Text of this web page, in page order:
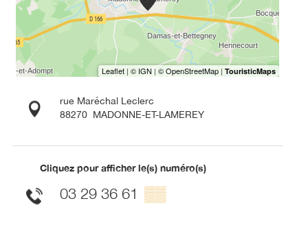
rue Maréchal Leclerc
88270 MADONNE-ET-LAMEREY
Cliquez pour afficher le(s) numéro(s)
03 29 36 61 ▒▒